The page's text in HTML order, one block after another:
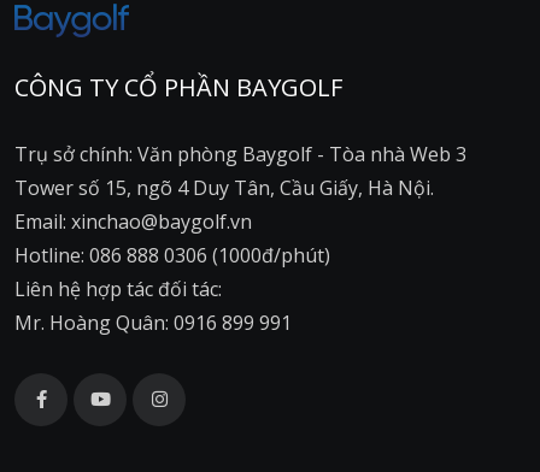
CÔNG TY CỔ PHẦN BAYGOLF
Trụ sở chính: Văn phòng Baygolf - Tòa nhà Web 3
Tower số 15, ngõ 4 Duy Tân, Cầu Giấy, Hà Nội.
Email: xinchao@baygolf.vn
Hotline: 086 888 0306 (1000đ/phút)
Liên hệ hợp tác đối tác:
Mr. Hoàng Quân: 0916 899 991